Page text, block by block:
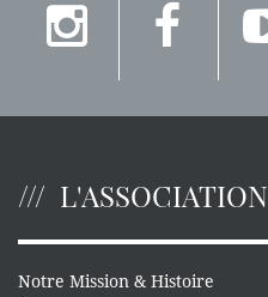
L'ASSOCIATION
Notre Mission & Histoire